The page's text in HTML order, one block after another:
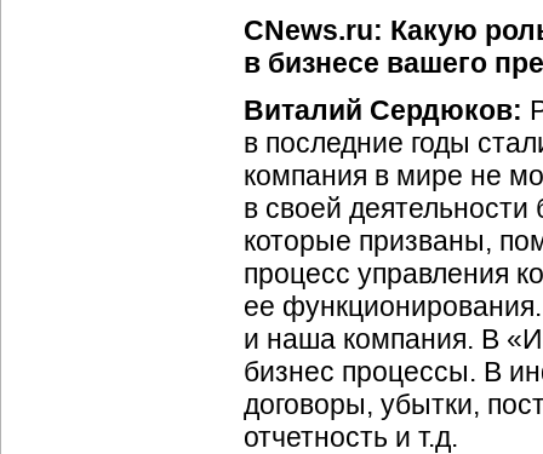
CNews.ru: Какую
в бизнесе вашего
Виталий Сердюков:
в последние годы
компания в мире не
в своей
которые призваны,
процесс управления
ее
и наша компания. В
бизнес процессы. В
договоры, убытки,
отчетность и т.д.